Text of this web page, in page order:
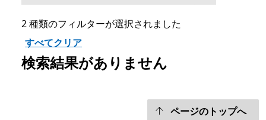
2 種類のフィルターが選択されました
すべてクリア
検索結果がありません
ページのトップへ